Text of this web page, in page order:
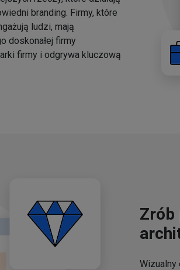
branding. Firmy, które
ludzi, mają
doskonałej firmy
firmy i odgrywa kluczową
Zrób
Wizualny